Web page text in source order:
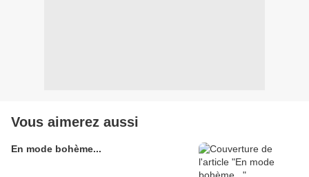
Vous aimerez aussi
En mode bohème...